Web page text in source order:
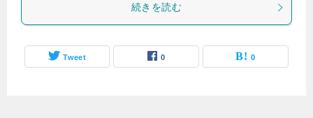
続きを読む
Tweet 0 0